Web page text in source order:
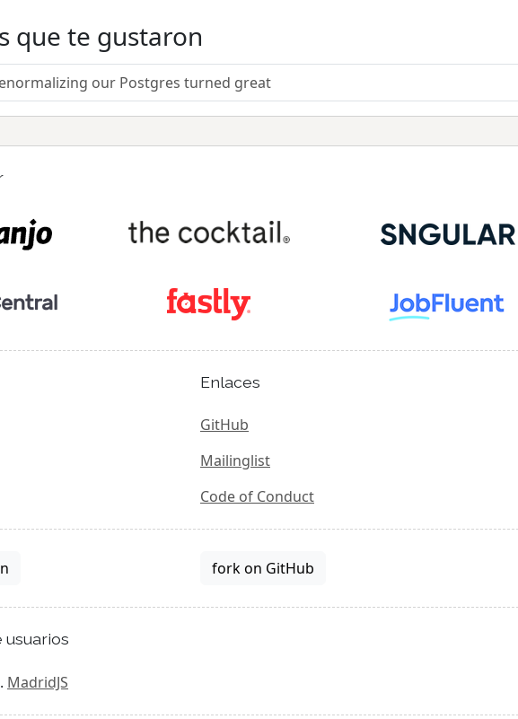
que te gustaron
our Postgres turned great
Enlaces
GitHub
Mailinglist
Code of Conduct
fork on GitHub
usuarios
MadridJS